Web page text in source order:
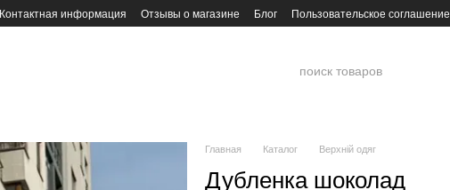
Контактная информация Отзывы о магазине Блог Пользовательское соглашение
Главная Каталог Верхній одяг
Дубленка шоколад